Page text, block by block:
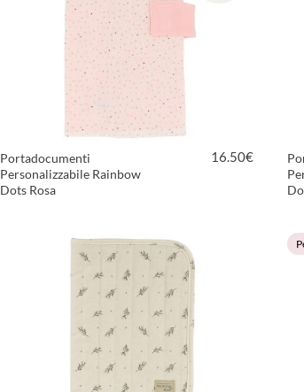
Portadocumenti
Personalizzabile Rainbow
Dots Rosa
16.50€